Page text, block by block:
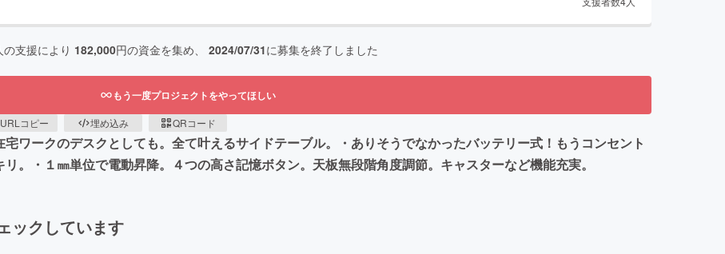
の支援により 182,000円の資金を集め、 2024/07/31に募集を終了しました
もう一度プロジェクトをやってほしい
URLコピー 埋め込み QRコード
ワークのデスクとしても。全て叶えるサイドテーブル。・ありそうでなかったバッテリー式！もうコンセント
。・１㎜単位で電動昇降。４つの高さ記憶ボタン。天板無段階角度調節。キャスターなど機能充実。
ックしています